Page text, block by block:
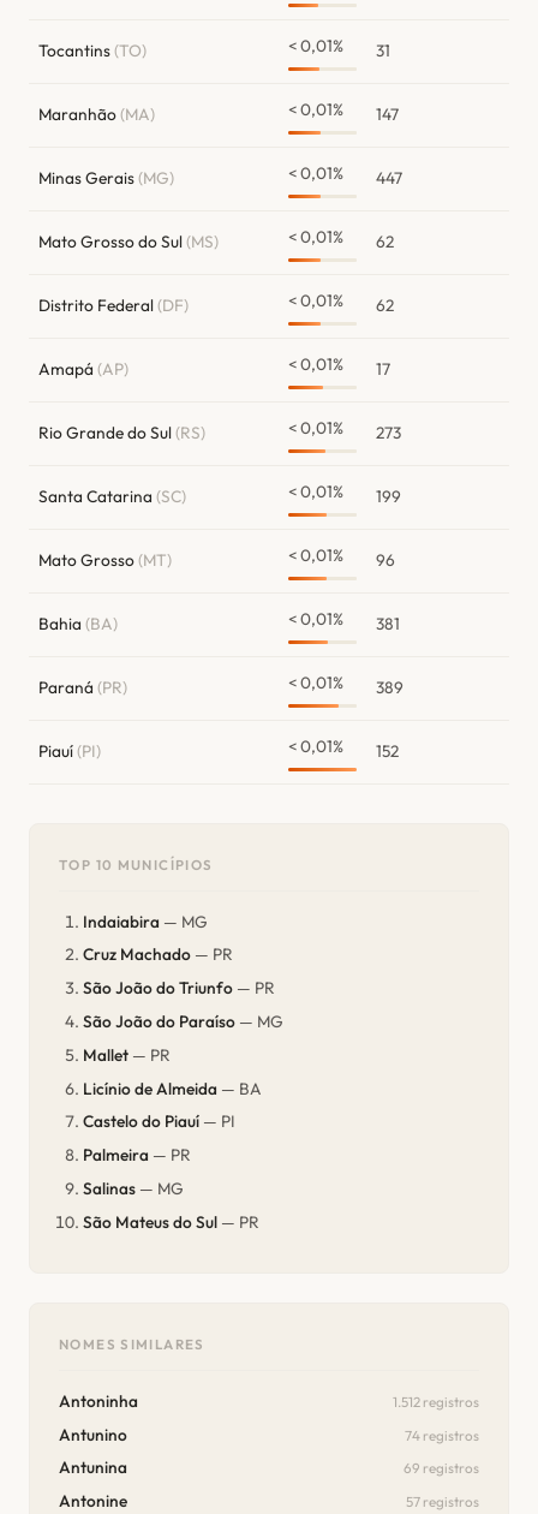
Tocantins(TO) < 0,01% 31
Maranhão(MA) < 0,01% 147
Minas Gerais(MG) < 0,01% 447
Mato Grosso do Sul(MS) < 0,01% 62
Distrito Federal(DF) < 0,01% 62
Amapá (AP) < 0,01% 17
Rio Grande do Sul(RS) < 0,01% 273
Santa Catarina (SC) < 0,01% 199
Mato Grosso(MT) < 0,01% 96
Bahia (BA) < 0,01% 381
Paraná (PR) < 0,01% 389
Piauí(PI) < 0,01% 152
TOP 10 MUNICÍPIOS
Indaiabira — MG
Cruz Machado — PR
São João do Triunfo — PR
São João do Paraíso — MG
Mallet — PR
Licínio de Almeida — BA
Castelo do Piauí — PI
Palmeira — PR
Salinas — MG
São Mateus do Sul — PR
NOMES SIMILARES
Antoninha 1.512 registros
Antunino 74 registros
Antunina 69 registros
Antonine 57 registros